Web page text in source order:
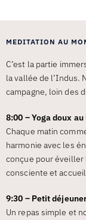
MEDITATION AU
C’est la partie
la vallée de l’Indus.
campagne, loin des
8:00 – Yoga doux
Chaque matin
harmonie avec les
conçue pour éveiller
consciente et
9:30 – Petit
Un repas simple et